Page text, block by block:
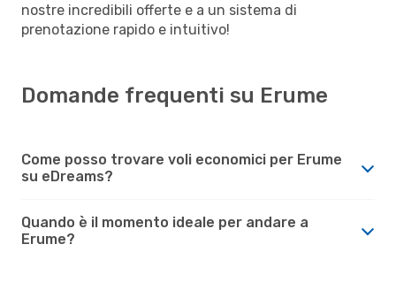
nostre incredibili offerte e a un sistema di
prenotazione rapido e intuitivo!
Domande frequenti su Erume
Come posso trovare voli economici per Erume
su eDreams?
Quando è il momento ideale per andare a
Erume?